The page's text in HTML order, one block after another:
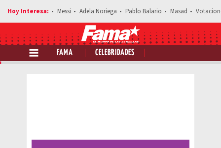
Messi Adela Noriega Pablo Balario Masad
FAMA CELEBRIDADES
Comparte esta noticia